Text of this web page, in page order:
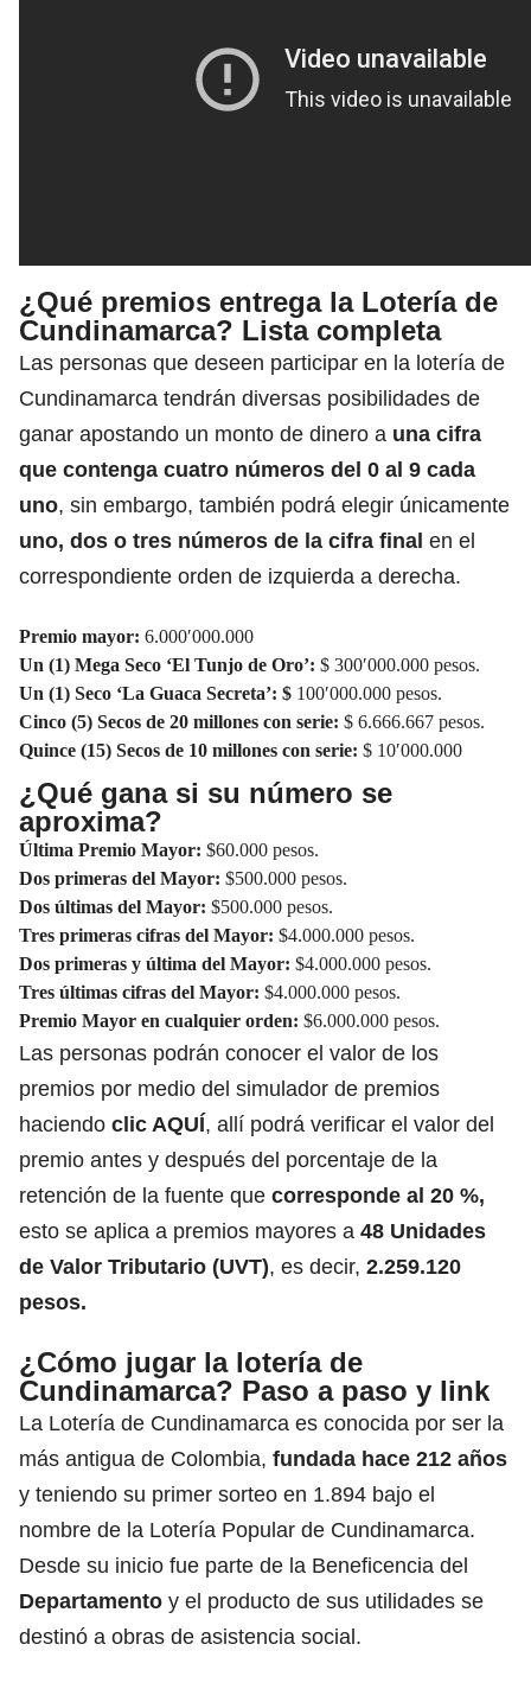
¿Qué premios entrega la Lotería de
Cundinamarca? Lista completa
Las personas que deseen participar en la lotería de
Cundinamarca tendrán diversas posibilidades de
ganar apostando un monto de dinero a una cifra
que contenga cuatro números del 0 al 9 cada
uno, sin embargo, también podrá elegir únicamente
uno, dos o tres números de la cifra final en el
correspondiente orden de izquierda a derecha.
Premio mayor: 6.000′000.000
Un (1) Mega Seco ‘El Tunjo de Oro’: $ 300′000.000 pesos.
Un (1) Seco ‘La Guaca Secreta’: $ 100′000.000 pesos.
Cinco (5) Secos de 20 millones con serie: $ 6.666.667 pesos.
Quince (15) Secos de 10 millones con serie: $ 10′000.000
¿Qué gana si su número se
aproxima?
Última Premio Mayor: $60.000 pesos.
Dos primeras del Mayor: $500.000 pesos.
Dos últimas del Mayor: $500.000 pesos.
Tres primeras cifras del Mayor: $4.000.000 pesos.
Dos primeras y última del Mayor: $4.000.000 pesos.
Tres últimas cifras del Mayor: $4.000.000 pesos.
Premio Mayor en cualquier orden: $6.000.000 pesos.
Las personas podrán conocer el valor de los
premios por medio del simulador de premios
haciendo clic AQUÍ, allí podrá verificar el valor del
premio antes y después del porcentaje de la
retención de la fuente que corresponde al 20 %,
esto se aplica a premios mayores a 48 Unidades
de Valor Tributario (UVT), es decir, 2.259.120
pesos.
¿Cómo jugar la lotería de
Cundinamarca? Paso a paso y link
La Lotería de Cundinamarca es conocida por ser la
más antigua de Colombia, fundada hace 212 años
y teniendo su primer sorteo en 1.894 bajo el
nombre de la Lotería Popular de Cundinamarca.
Desde su inicio fue parte de la Beneficencia del
Departamento y el producto de sus utilidades se
destinó a obras de asistencia social.